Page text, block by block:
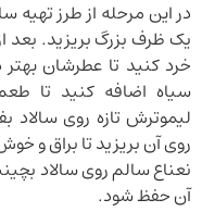
در این مرحله از طرز تهیه
یک ظرف بزرگ بریزید. بعد
خرد کنید تا عطرشان
سیاه اضافه کنید تا
لیموترش تازه روی سالاد
روی آن بریزید تا براق و
نعناع سالم روی سالاد
آن حفظ شود.